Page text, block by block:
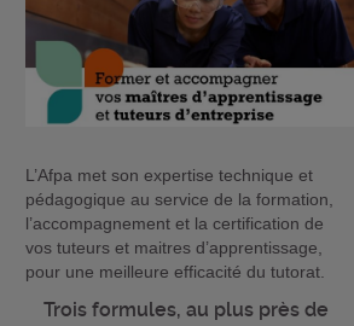
L’Afpa met son expertise technique et
pédagogique au service de la formation,
l’accompagnement et la certification de
vos tuteurs et maitres d’apprentissage,
pour une meilleure efficacité du tutorat.
Trois formules, au plus près de